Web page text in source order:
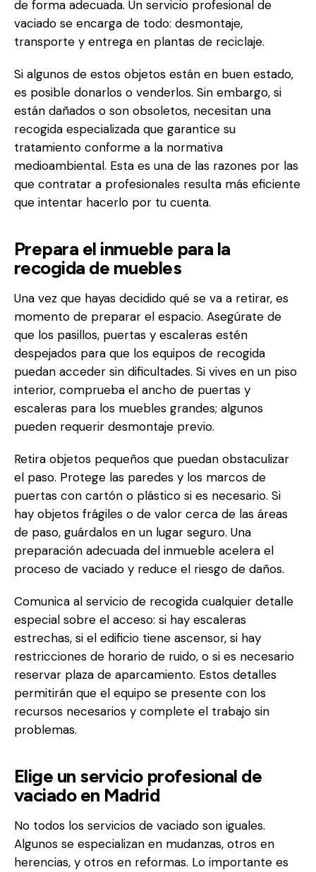
de forma adecuada. Un servicio profesional de
vaciado se encarga de todo: desmontaje,
transporte y entrega en plantas de reciclaje.
Si algunos de estos objetos están en buen estado,
es posible donarlos o venderlos. Sin embargo, si
están dañados o son obsoletos, necesitan una
recogida especializada que garantice su
tratamiento conforme a la normativa
medioambiental. Esta es una de las razones por las
que contratar a profesionales resulta más eficiente
que intentar hacerlo por tu cuenta.
Prepara el inmueble para la
recogida de muebles
Una vez que hayas decidido qué se va a retirar, es
momento de preparar el espacio. Asegúrate de
que los pasillos, puertas y escaleras estén
despejados para que los equipos de recogida
puedan acceder sin dificultades. Si vives en un piso
interior, comprueba el ancho de puertas y
escaleras para los muebles grandes; algunos
pueden requerir desmontaje previo.
Retira objetos pequeños que puedan obstaculizar
el paso. Protege las paredes y los marcos de
puertas con cartón o plástico si es necesario. Si
hay objetos frágiles o de valor cerca de las áreas
de paso, guárdalos en un lugar seguro. Una
preparación adecuada del inmueble acelera el
proceso de vaciado y reduce el riesgo de daños.
Comunica al servicio de recogida cualquier detalle
especial sobre el acceso: si hay escaleras
estrechas, si el edificio tiene ascensor, si hay
restricciones de horario de ruido, o si es necesario
reservar plaza de aparcamiento. Estos detalles
permitirán que el equipo se presente con los
recursos necesarios y complete el trabajo sin
problemas.
Elige un servicio profesional de
vaciado en Madrid
No todos los servicios de vaciado son iguales.
Algunos se especializan en mudanzas, otros en
herencias, y otros en reformas. Lo importante es